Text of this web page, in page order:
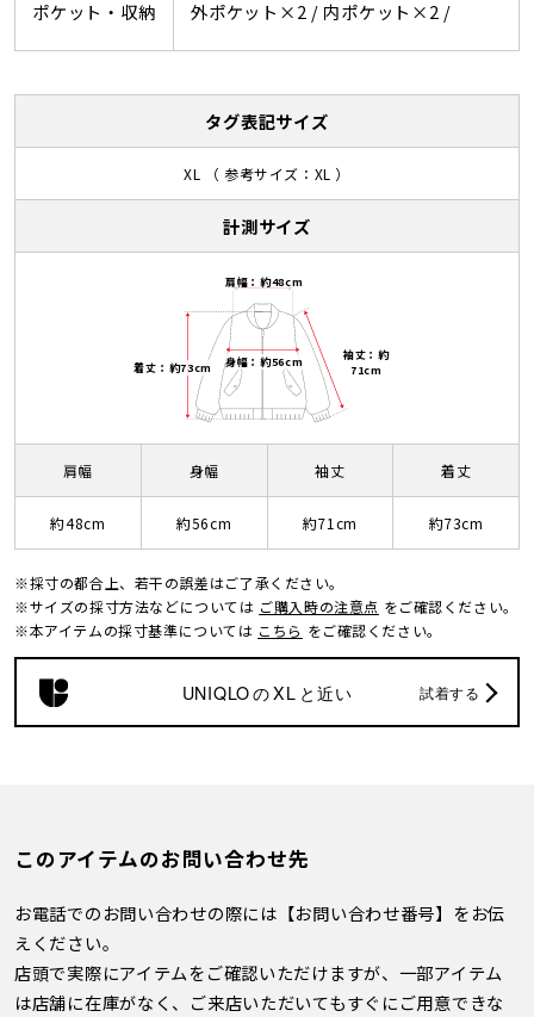
ポケット・収納 外ポケット×2 / 内ポケット×2 /
タグ表記サイズ
XL （ 参考サイズ：XL ）
計測サイズ
肩幅：約48cm
身幅：約56cm
袖丈：約
71cm
着丈：約73cm
肩幅
約48cm
身幅
約56cm
袖丈
約71cm
着丈
約73cm
※採寸の都合上、若干の誤差はご了承ください。
※サイズの採寸方法などについては ご購入時の注意点 をご確認ください。
※本アイテムの採寸基準については こちら をご確認ください。
UNIQLOのXL と近い 試着する
このアイテムのお問い合わせ先
お電話でのお問い合わせの際には【お問い合わせ番号】をお伝
えください。
店頭で実際にアイテムをご確認いただけますが、一部アイテム
は店舗に在庫がなく、ご来店いただいてもすぐにご用意できな